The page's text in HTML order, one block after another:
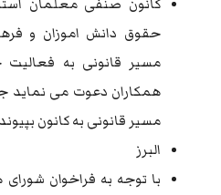
حقوق دانش اموزان و
مسیر قانونی به فعالیت
همکاران دعوت می نماید
مسیر قانونی به کانون
البرز
با توجه به فراخوان